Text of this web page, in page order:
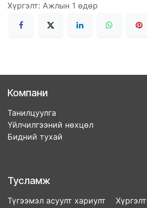
Хүргэлт: Ажлын 1 өдөр
Компани
Танилцуулга
Үйлчилгээний нөхцөл
Бидний тухай
Тусламж
Түгээмэл асуулт хариулт